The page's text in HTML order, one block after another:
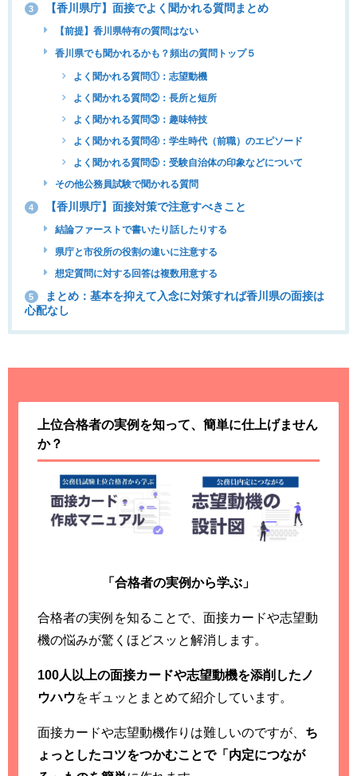
3 【香川県庁】面接でよく聞かれる質問まとめ
【前提】香川県特有の質問はない
香川県でも聞かれるかも？頻出の質問トップ５
よく聞かれる質問①：志望動機
よく聞かれる質問②：長所と短所
よく聞かれる質問③：趣味特技
よく聞かれる質問④：学生時代（前職）のエピソード
よく聞かれる質問⑤：受験自治体の印象などについて
その他公務員試験で聞かれる質問
4 【香川県庁】面接対策で注意すべきこと
結論ファーストで書いたり話したりする
県庁と市役所の役割の違いに注意する
想定質問に対する回答は複数用意する
5
まとめ：基本を抑えて入念に対策すれば香川県の面接は
心配なし
上位合格者の実例を知って、簡単に仕上げません
か？
「合格者の実例から学ぶ」
合格者の実例を知ることで、面接カードや志望動
機の悩みが驚くほどスッと解消します。
100人以上の面接カードや志望動機を添削したノ
ウハウをギュッとまとめて紹介しています。
面接カードや志望動機作りは難しいのですが、 ち
ょっとしたコツをつかむことで「内定につなが